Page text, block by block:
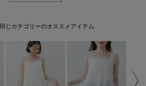
同じカテゴリーのオススメアイテム